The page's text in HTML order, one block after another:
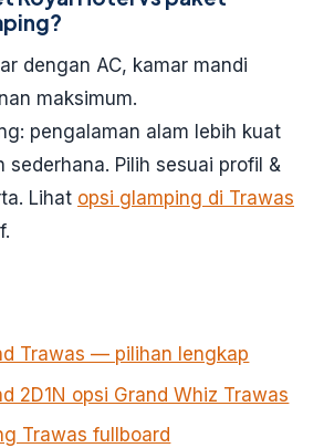
dengan AC, kamar mandi
maksimum.
pengalaman alam lebih kuat
sederhana. Pilih sesuai profil &
Lihat opsi glamping di Trawas
Trawas — pilihan lengkap
2D1N opsi Grand Whiz Trawas
Trawas fullboard